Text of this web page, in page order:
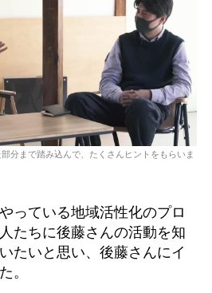
分まで踏み込んで、たくさんヒントをもらいま
っている地域活性化のプロ
たちに後藤さんの活動を知
たいと思い、後藤さんにイ
。